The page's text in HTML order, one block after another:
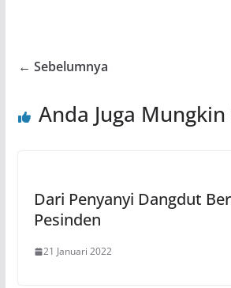
← Sebelumnya
Anda Juga Mungkin
Dari Penyanyi Dangdut
Pesinden
21 Januari 2022